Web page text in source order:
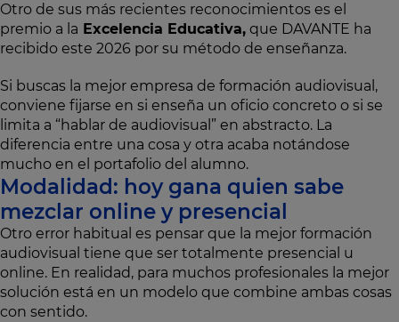
Otro de sus más recientes reconocimientos es el
premio a la Excelencia Educativa, que DAVANTE ha
recibido este 2026 por su método de enseñanza.
Si buscas la mejor empresa de formación audiovisual,
conviene fijarse en si enseña un oficio concreto o si se
limita a “hablar de audiovisual” en abstracto. La
diferencia entre una cosa y otra acaba notándose
mucho en el portafolio del alumno.
Modalidad: hoy gana quien sabe
mezclar online y presencial
Otro error habitual es pensar que la mejor formación
audiovisual tiene que ser totalmente presencial u
online. En realidad, para muchos profesionales la mejor
solución está en un modelo que combine ambas cosas
con sentido.